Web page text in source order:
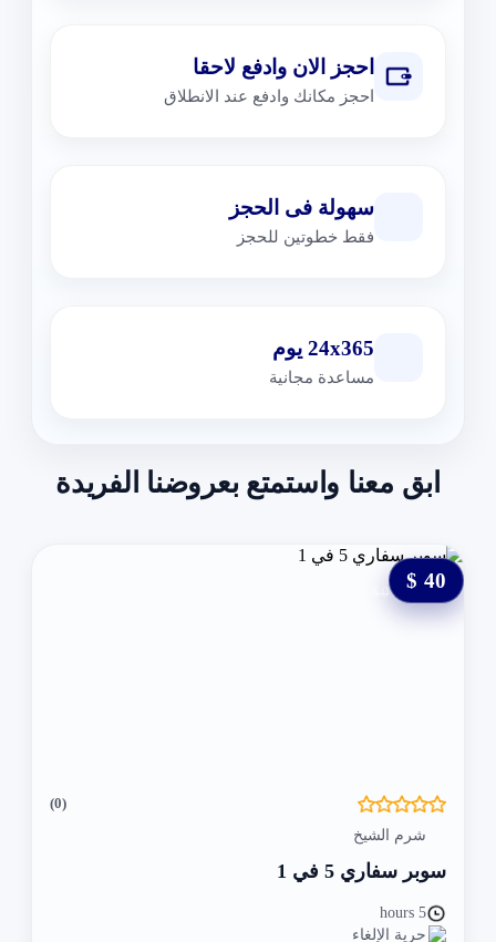
احجز الان وادفع لاحقا
احجز مكانك وادفع عند الانطلاق
سهولة فى الحجز
فقط خطوتين للحجز
24x365 يوم
مساعدة مجانية
ابق معنا واستمتع بعروضنا الفريدة
40 $
0 $
(0)
شرم الشيخ
سوبر سفاري 5 في 1
5 hours
حرية الإلغاء